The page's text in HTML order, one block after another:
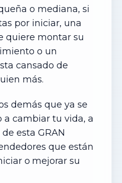
o mediana, si
por iniciar, una
quiere montar su
o un
cansado de
más.
demás que ya se
a cambiar tu vida, a
esta GRAN
que están
o mejorar su